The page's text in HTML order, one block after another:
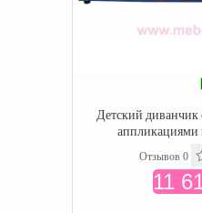
Детский
аппликациями
Отзывов 0
11